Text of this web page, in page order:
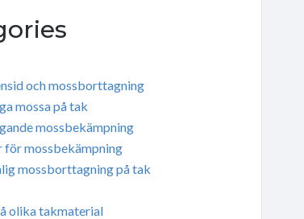
och mossborttagning
mossa på tak
mossbekämpning
för mossbekämpning
mossborttagning på tak
olika takmaterial